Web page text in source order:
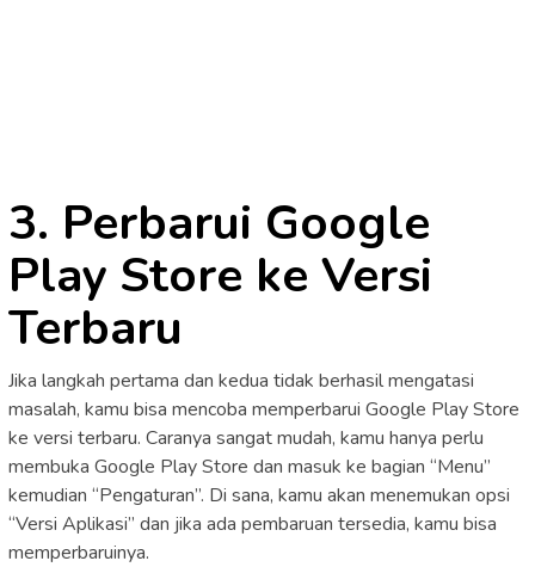
3. Perbarui Google
Play Store ke Versi
Terbaru
Jika langkah pertama dan kedua tidak berhasil mengatasi
masalah, kamu bisa mencoba memperbarui Google Play Store
ke versi terbaru. Caranya sangat mudah, kamu hanya perlu
membuka Google Play Store dan masuk ke bagian “Menu”
kemudian “Pengaturan”. Di sana, kamu akan menemukan opsi
“Versi Aplikasi” dan jika ada pembaruan tersedia, kamu bisa
memperbaruinya.